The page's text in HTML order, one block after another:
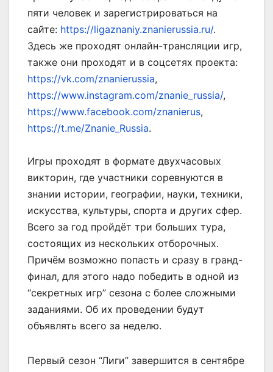
пяти человек и зарегистрироваться на
сайте: https://ligaznaniy.znanierussia.ru/.
Здесь же проходят онлайн-трансляции игр,
также они проходят и в соцсетях проекта:
https://vk.com/znanierussia,
https://www.instagram.com/znanie_russia/,
https://www.facebook.com/znanierus,
https://t.me/Znanie_Russia.
Игры проходят в формате двухчасовых
викторин, где участники соревнуются в
знании истории, географии, науки, техники,
искусства, культуры, спорта и других сфер.
Всего за год пройдёт три больших тура,
состоящих из нескольких отборочных.
Причём возможно попасть и сразу в гранд-
финал, для этого надо победить в одной из
“секретных игр” сезона с более сложными
заданиями. Об их проведении будут
объявлять всего за неделю.
Первый сезон “Лиги” завершится в сентябре